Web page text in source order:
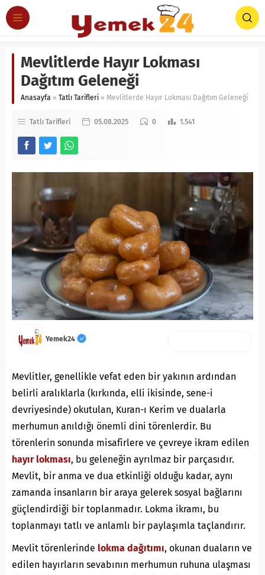
Mevlitlerde Hayır Lokması
Dağıtım Geleneği
Anasayfa » Tatlı Tarifleri » Mevlitlerde Hayır Lokması Dağıtım Geleneği
Tatlı Tarifleri 05.08.2025 0 1.541
Yemek24
Mevlitler, genellikle vefat eden bir yakının ardından
belirli aralıklarla (kırkında, elli ikisinde, sene-i
devriyesinde) okutulan, Kuran-ı Kerim ve dualarla
merhumun anıldığı önemli dini törenlerdir. Bu
törenlerin sonunda misafirlere ve çevreye ikram edilen
hayır lokması, bu geleneğin ayrılmaz bir parçasıdır.
Mevlit, bir anma ve dua etkinliği olduğu kadar, aynı
zamanda insanların bir araya gelerek sosyal bağlarını
güçlendirdiği bir toplanmadır. Lokma ikramı, bu
toplanmayı tatlı ve anlamlı bir paylaşımla taçlandırır.
Mevlit törenlerinde lokma dağıtımı, okunan duaların ve
edilen hayırların sevabının merhumun ruhuna ulaşması